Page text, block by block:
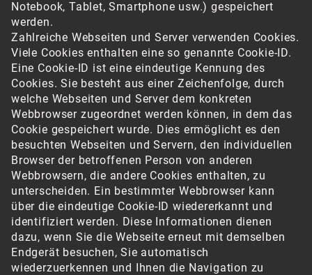
Notebook, Tablet, Smartphone usw.) gespeichert
werden.
Zahlreiche Webseiten und Server verwenden Cookies.
Viele Cookies enthalten eine so genannte Cookie-ID.
Eine Cookie-ID ist eine eindeutige Kennung des
Cookies. Sie besteht aus einer Zeichenfolge, durch
welche Webseiten und Server dem konkreten
Webbrowser zugeordnet werden können, in dem das
Cookie gespeichert wurde. Dies ermöglicht es den
besuchten Webseiten und Servern, den individuellen
Browser der betroffenen Person von anderen
Webbrowsern, die andere Cookies enthalten, zu
unterscheiden. Ein bestimmter Webbrowser kann
über die eindeutige Cookie-ID wiedererkannt und
identifiziert werden. Diese Informationen dienen
dazu, wenn Sie die Webseite erneut mit demselben
Endgerät besuchen, Sie automatisch
wiederzuerkennen und Ihnen die Navigation zu